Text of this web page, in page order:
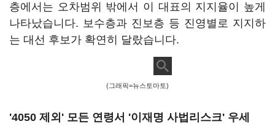
층에서는 오차범위 밖에서 이 대표의 지지율이 높게
나타났습니다. 보수층과 진보층 등 진영별로 지지하
는 대선 후보가 확연히 달랐습니다.
(그래픽=뉴스토마토)
'4050 제외' 모든 연령서 '이재명 사법리스크' 우세